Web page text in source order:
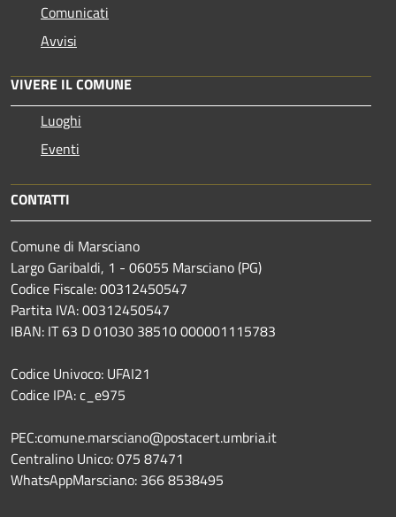
Comunicati
Avvisi
VIVERE IL COMUNE
Luoghi
Eventi
CONTATTI
Comune di Marsciano
Largo Garibaldi, 1 - 06055 Marsciano (PG)
Codice Fiscale: 00312450547
Partita IVA: 00312450547
IBAN: IT 63 D 01030 38510 000001115783
Codice Univoco: UFAI21
Codice IPA: c_e975
PEC:comune.marsciano@postacert.umbria.it
Centralino Unico: 075 87471
WhatsAppMarsciano: 366 8538495